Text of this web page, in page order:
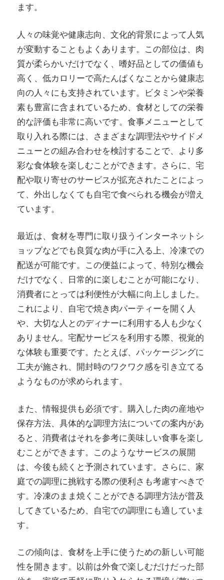
ます。
人々の味覚や健康志向、文化的背景によって人気
が変動することもよくあります。この部位は、肉
質が柔らかいだけでなく、嗜好品としての価値も
高く、低カロリーで高たんぱくなことから健康志
向の人々にも支持されています。ビタミンや栄養
素も豊富に含まれているため、食材としての栄養
的な評価も非常に高いです。食事メニューとして
取り入れる際には、さまざまな調理法やサイドメ
ニューとの組み合わせを検討することで、より多
彩な食体験を楽しむことができます。さらに、宅
配や取り寄せのサービスが拡充されたことによっ
て、外出しなくても自宅で食べられる機会が増え
ています。
最近は、食材を専門に取り扱うインターネットシ
ョップなどでも良質な肉が手に入る上、冷凍での
配送が可能です。この便益によって、特別な機会
だけでなく、日常的に楽しむことが可能になり、
消費者にとっては利便性が大幅に向上しました。
これにより、自宅で焼き肉パーティーを開く人
や、大切な人とのディナーに利用する人も少なく
ありません。宅配サービスを利用する際、視覚的
な体験も重要です。たとえば、パッケージングに
工夫が施され、開封時のワクワク感を引き立てる
ようなものが求められます。
また、情報提供も必須です。購入した肉の産地や
保存方法、具体的な調理方法についての案内があ
ると、消費者はそれを参考に美味しい食事を楽し
むことができます。このようなサービスの展開
は、今後も続くと予測されています。さらに、家
庭での調理に挑戦する際の便利さも考慮すべきで
す。冷凍のまま焼くことができる調理方法が普及
してきているため、自宅での調理にも適していま
す。
この傾向は、食材を上手に使うための新しい可能
性を開きます。以前は外食で楽しむだけだった部